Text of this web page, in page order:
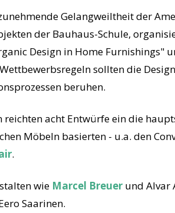
Gelangweiltheit der
der Bauhaus-Schule,
Design in Home Furnishings"
sollten die
beruhen.
reichten acht Entwürfe ein die
Möbeln basierten - u.a. den
.
wie Marcel Breuer und Alvar
Saarinen.